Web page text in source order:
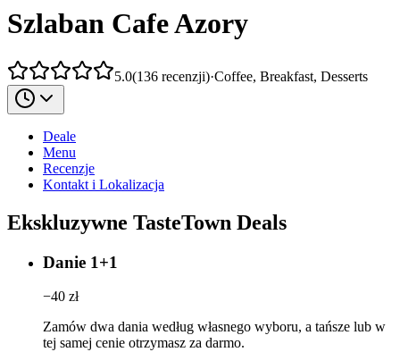
Szlaban Cafe Azory
5.0(136 recenzji)·Coffee, Breakfast, Desserts
Deale
Menu
Recenzje
Kontakt i Lokalizacja
Ekskluzywne TasteTown Deals
Danie 1+1
−40 zł
Zamów dwa dania według własnego wyboru, a tańsze lub w
tej samej cenie otrzymasz za darmo.